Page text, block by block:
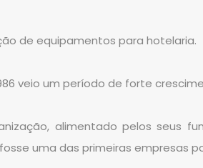
de equipamentos para hotelaria.
veio um período de forte
alimentado pelos seus
uma das primeiras empresas